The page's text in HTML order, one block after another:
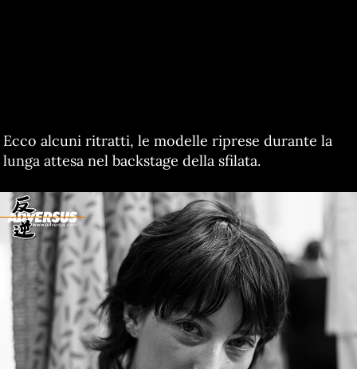
Ecco alcuni ritratti, le modelle riprese durante la
lunga attesa nel backstage della sfilata.